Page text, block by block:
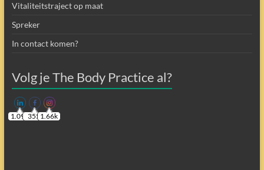
Vitaliteitstraject op maat
Spreker
In contact komen?
Volg je The Body Practice al?
1.09k355 1.66k